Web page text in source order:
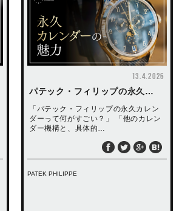
13.4.2026
パテック・フィリップの永久…
「パテック・フィリップの永久カレン
ダーって何がすごい？」 「他のカレン
ダー機構と、具体的…
PATEK PHILIPPE